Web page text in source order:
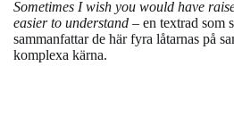
Sometimes I wish you would have
easier to understand – en textrad som
sammanfattar de här fyra låtarnas på
komplexa kärna.